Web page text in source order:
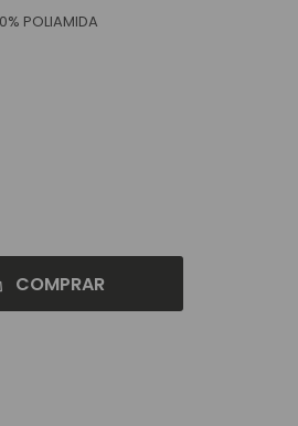
POLIAMIDA
COMPRAR